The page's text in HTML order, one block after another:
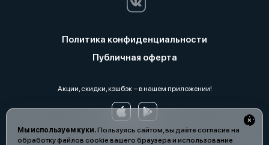
Мы используем куки.Пользуясь сайтом, вы даёте согласие на
обработку файлов cookie вашего браузера и использование
Политика конфиденциальности
Публичная оферта
Акции, скидки, кэшбэк − в нашем приложении!